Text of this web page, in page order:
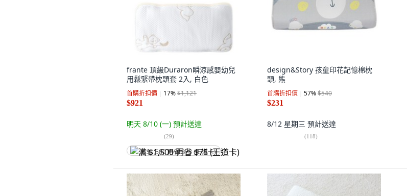
frante 頂級Duraron瞬涼感嬰幼兒
用鬆緊帶枕頭套 2入, 白色
首購折扣價 17%$1,121
$921
明天 8/10 (一) 預計送達
(29)
满 $1,500 再省 $75 (王道卡)
design&Story 孩童印花記憶棉枕
頭, 熊
首購折扣價 57%$540
$231
8/12 星期三 預計送達
(118)